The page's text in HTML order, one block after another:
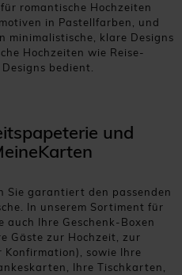
romantische Hochzeiten
in Pastellfarben, und
minimalistische, klare Designs
Hochzeiten wie Reise-
bedient.
und
Sie garantiert den passenden
In unserem Sortiment für
auch Ihre Geschenk-Boxen
Gäste zur Hochzeit, zur
Konfirmation), sowie Ihre
Ihre Tischkarten,